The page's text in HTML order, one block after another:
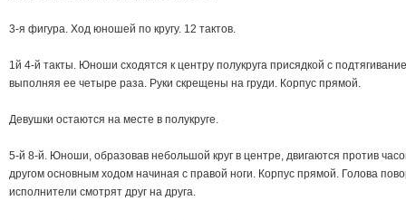
3-я фигура. Ход юношей по кругу. 12 тактов.
1й 4-й такты. Юноши сходятся к центру полукруга присядкой с
выполняя ее четыре раза. Руки скрещены на груди. Корпус прямой.
Девушки остаются на месте в полукруге.
5-й 8-й. Юноши, образовав небольшой круг в центре, двигаются против
другом основным ходом начиная с правой ноги. Корпус прямой. Голова
исполнители смотрят друг на друга.